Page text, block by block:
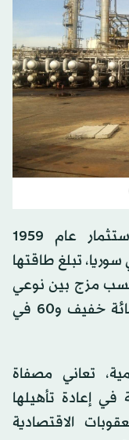
مصفاة حمص، التي وضعت بالاستثمار عام 1959
تبلغ طاقتها
بنسب مزج بين نوعي
الخام الخفيف والثقيل (40 في المائة خفيف و60 في
تعاني مصفاة
إعادة تأهيلها
الاقتصادية